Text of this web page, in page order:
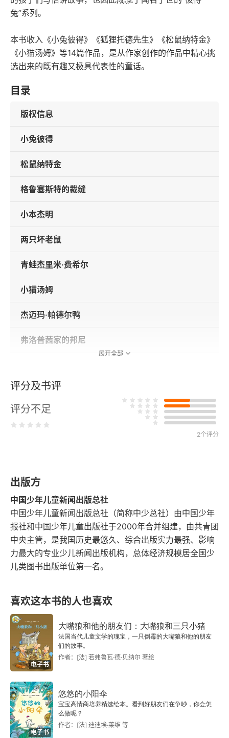
兔”系列。
本书收入《小兔彼得》《狐狸托德先生》《松鼠纳特金》
《小猫汤姆》等14篇作品，是从作家创作的作品中精心挑
选出来的既有趣又极具代表性的童话。
目录
版权信息
小兔彼得
松鼠纳特金
格鲁塞斯特的裁缝
小本杰明
两只坏老鼠
青蛙杰里米·费希尔
小猫汤姆
杰迈玛·帕德尔鸭
弗洛普茜家的邦尼
田园鼠蒂米
狐狸托德先生
展开全部
评分及书评
评分不足
2个评分
出版方
中国少年儿童新闻出版总社
中国少年儿童新闻出版总社（简称中少总社）由中国少年
报社和中国少年儿童出版社于2000年合并组建，由共青团
中央主管，是我国历史最悠久、综合出版实力最强、影响
力最大的专业少儿新闻出版机构，总体经济规模居全国少
儿类图书出版单位第一名。
喜欢这本书的人也喜欢
电子书
大嘴狼和他的朋友们：大嘴狼和三只小猪
法国当代儿童文学的瑰宝，一只倒霉的大嘴狼和他的朋友
们的故事。
作者：[法] 若弗鲁瓦·德·贝纳尔 著绘
电子书
悠悠的小阳伞
宝宝高情商培养精选绘本。看到好朋友们在争吵，你会怎
么做呢？
作者：[法] 迪迪埃·莱维 等